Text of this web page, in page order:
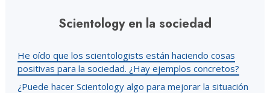
Scientology en la sociedad
He oído que los scientologists están haciendo cosas
positivas para la sociedad. ¿Hay ejemplos concretos?
¿Puede hacer Scientology algo para mejorar la situación